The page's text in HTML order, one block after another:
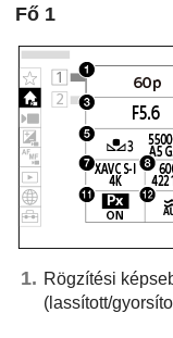
Fő 1
Rögzítési
(lassított/